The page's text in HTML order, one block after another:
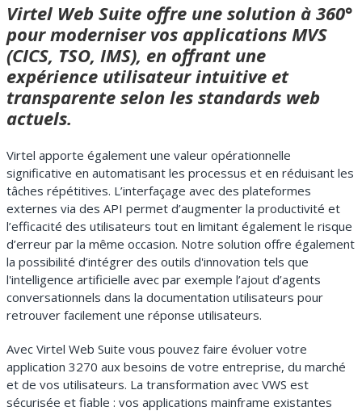
Virtel Web Suite offre une solution à 360°
pour moderniser vos applications MVS
(CICS, TSO, IMS), en offrant une
expérience utilisateur intuitive et
transparente selon les standards web
actuels.
Virtel apporte également une valeur opérationnelle
significative en automatisant les processus et en réduisant les
tâches répétitives. L’interfaçage avec des plateformes
externes via des API permet d’augmenter la productivité et
l’efficacité des utilisateurs tout en limitant également le risque
d’erreur par la même occasion. Notre solution offre également
la possibilité d’intégrer des outils d'innovation tels que
l'intelligence artificielle avec par exemple l’ajout d’agents
conversationnels dans la documentation utilisateurs pour
retrouver facilement une réponse utilisateurs.
Avec Virtel Web Suite vous pouvez faire évoluer votre
application 3270 aux besoins de votre entreprise, du marché
et de vos utilisateurs. La transformation avec VWS est
sécurisée et fiable : vos applications mainframe existantes